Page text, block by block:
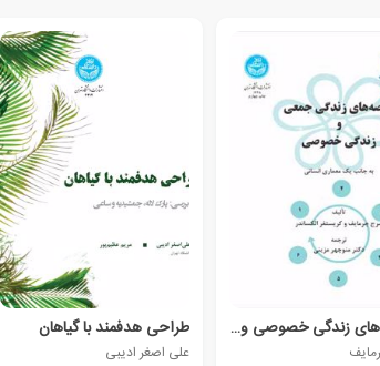
عرصه های زندگی خصوصی و زندگی جمعی طراحی هدفمند با گیاهان
علی اصغر ادیبی